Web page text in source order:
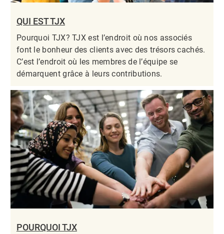
QUI EST TJX
Pourquoi TJX? TJX est l’endroit où nos associés
font le bonheur des clients avec des trésors cachés.
C’est l’endroit où les membres de l’équipe se
démarquent grâce à leurs contributions.​​​​​​​
POURQUOI TJX